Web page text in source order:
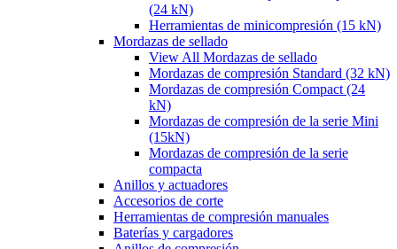
(24 kN)
Herramientas de minicompresión (15 kN)
Mordazas de sellado
View All Mordazas de sellado
Mordazas de compresión Standard (32 kN)
Mordazas de compresión Compact (24
kN)
Mordazas de compresión de la serie Mini
(15kN)
Mordazas de compresión de la serie
compacta
Anillos y actuadores
Accesorios de corte
Herramientas de compresión manuales
Baterías y cargadores